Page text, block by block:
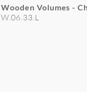
Wooden Volumes -
W.06.33.L